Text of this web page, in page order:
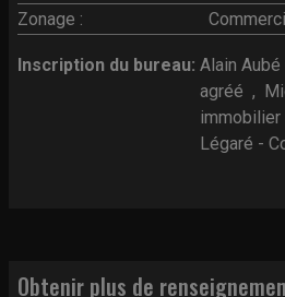
Zonage :
Inscription du bureau: Alain
agréé ,
immobilier
Légaré -
Obtenir plus de